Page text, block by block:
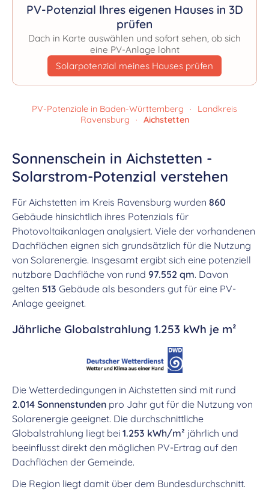
PV-Potenzial Ihres eigenen Hauses in 3D
prüfen
Dach in Karte auswählen und sofort sehen, ob sich
eine PV-Anlage lohnt
Solarpotenzial meines Hauses prüfen
PV-Potenziale in Baden-Württemberg ·
Landkreis
Ravensburg
· Aichstetten
Sonnenschein in Aichstetten -
Solarstrom-Potenzial verstehen
Für Aichstetten im Kreis Ravensburg wurden 860
Gebäude hinsichtlich ihres Potenzials für
Photovoltaikanlagen analysiert. Viele der vorhandenen
Dachflächen eignen sich grundsätzlich für die Nutzung
von Solarenergie. Insgesamt ergibt sich eine potenziell
nutzbare Dachfläche von rund 97.552 qm. Davon
gelten 513 Gebäude als besonders gut für eine PV-
Anlage geeignet.
Jährliche Globalstrahlung 1.253 kWh je m²
Die Wetterdedingungen in Aichstetten sind mit rund
2.014 Sonnenstunden pro Jahr gut für die Nutzung von
Solarenergie geeignet. Die durchschnittliche
Globalstrahlung liegt bei 1.253 kWh/m² jährlich und
beeinflusst direkt den möglichen PV-Ertrag auf den
Dachflächen der Gemeinde.
Die Region liegt damit über dem Bundesdurchschnitt.